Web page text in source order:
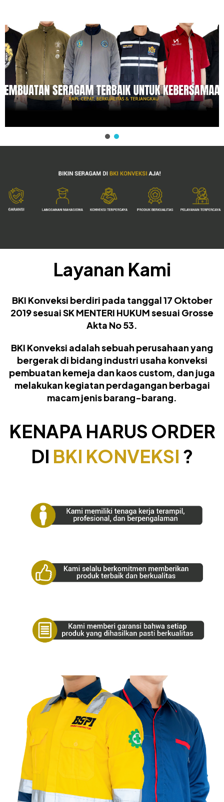
Layanan Kami
BKI Konveksi berdiri pada tanggal 17 Oktober
2019 sesuai SK MENTERI HUKUM sesuai Grosse
Akta No 53.
BKI Konveksi adalah sebuah perusahaan yang
bergerak di bidang industri usaha konveksi
pembuatan kemeja dan kaos custom, dan juga
melakukan kegiatan perdagangan berbagai
macam jenis barang-barang.
KENAPA HARUS ORDER
DI BKI KONVEKSI ?